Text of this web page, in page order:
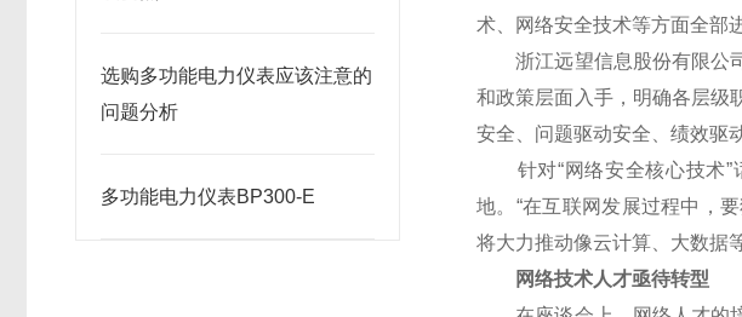
选购多功能电力仪表应该注意的
问题分析
多功能电力仪表BP300-E
术、网络安全技术等方面全部
浙江远望信息股份有限公司
和政策层面入手，明确各层级
安全、问题驱动安全、绩效驱
针对“网络安全核心技术”
地。“在互联网发展过程中，
将大力推动像云计算、大数据
网络技术人才亟待转型